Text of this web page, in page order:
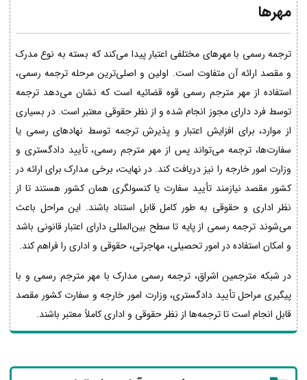
مهرها
ترجمه رسمی با مهرهای مختلفی اعتبار پیدا می‌کند که بسته به نوع مدرک
و مقصد ارائه آن متفاوت است. اولین و اصلی‌ترین مرحله ترجمه رسمی،
استفاده از مهر مترجم رسمی قوه قضائیه است که نشان می‌دهد ترجمه
توسط فرد دارای مجوز انجام شده و از نظر حقوقی معتبر است. در بسیاری
از موارد، برای افزایش اعتبار و پذیرش ترجمه توسط نهادهای رسمی یا
سفارت‌ها، ترجمه می‌تواند پس از مهر مترجم رسمی، تأیید دادگستری و
وزارت امور خارجه را نیز دریافت کند. در نهایت، برخی مدارک برای ارائه در
کشور مقصد نیازمند تأیید سفارت یا کنسولگری همان کشور هستند تا از
نظر اداری و حقوقی به طور کامل قابل استناد باشند. این مراحل باعث
می‌شوند ترجمه رسمی از پایه تا سطح بین‌المللی دارای اعتبار قانونی باشد
و امکان استفاده در امور تحصیلی، مهاجرتی، حقوقی و اداری را فراهم کند.
در شبکه مترجمین اشراق، ترجمه رسمی مدارک با مهر مترجم رسمی و با
پیگیری مراحل تأیید دادگستری، وزارت امور خارجه و سفارت کشور مقصد
قابل انجام است تا ترجمه‌ها از نظر حقوقی و اداری کاملاً معتبر باشند.